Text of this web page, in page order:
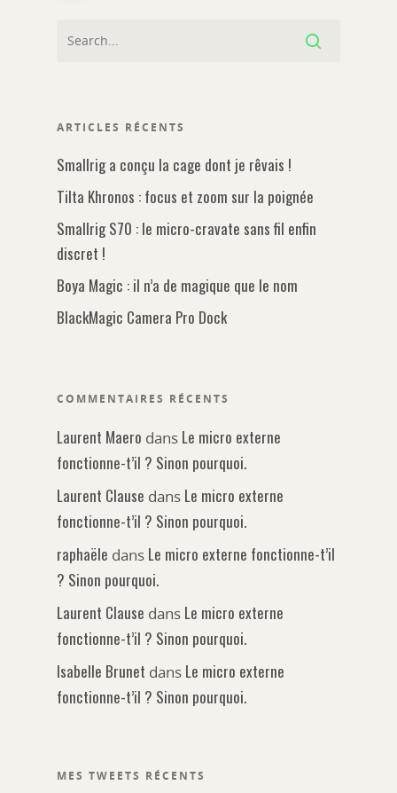
ARTICLES RÉCENTS
Smallrig a conçu la cage dont je rêvais !
Tilta Khronos : focus et zoom sur la poignée
Smallrig S70 : le micro-cravate sans fil enfin
discret !
Boya Magic : il n’a de magique que le nom
BlackMagic Camera Pro Dock
COMMENTAIRES RÉCENTS
Laurent Maero dans Le micro externe
fonctionne-t’il ? Sinon pourquoi.
Laurent Clause dans Le micro externe
fonctionne-t’il ? Sinon pourquoi.
raphaële dans Le micro externe fonctionne-t’il
? Sinon pourquoi.
Laurent Clause dans Le micro externe
fonctionne-t’il ? Sinon pourquoi.
Isabelle Brunet dans Le micro externe
fonctionne-t’il ? Sinon pourquoi.
MES TWEETS RÉCENTS
Machinerie
Glossaire
A propos
Contact